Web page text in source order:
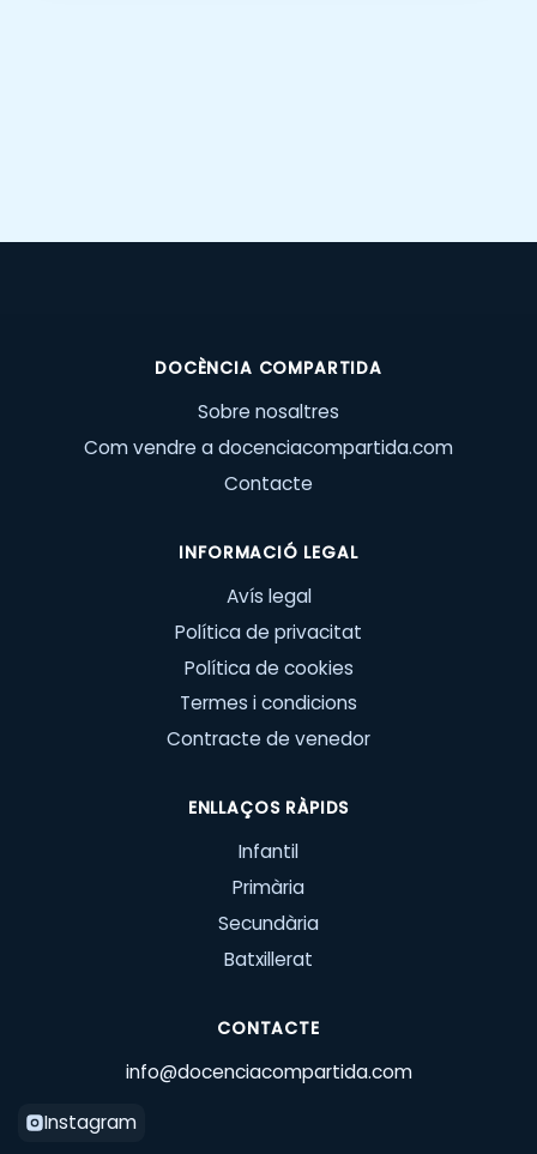
DOCÈNCIA COMPARTIDA
Sobre nosaltres
Com vendre a docenciacompartida.com
Contacte
INFORMACIÓ LEGAL
Avís legal
Política de privacitat
Política de cookies
Termes i condicions
Contracte de venedor
ENLLAÇOS RÀPIDS
Infantil
Primària
Secundària
Batxillerat
CONTACTE
info@docenciacompartida.com
Instagram